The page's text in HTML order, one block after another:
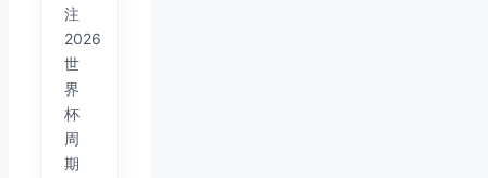
注
2026
世
界
杯
周
期